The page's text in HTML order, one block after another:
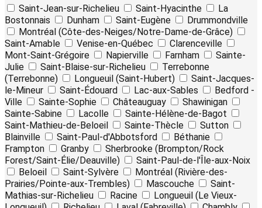
Saint-Jean-sur-Richelieu
Saint-Hyacinthe
La
Bostonnais
Dunham Saint-Eugène
Drummondville
Montréal (Côte-des-Neiges/Notre-Dame-de-Grâce)
Saint-Amable
Venise-en-Québec
Clarenceville
Mont-Saint-Grégoire
Napierville Farnham
Sainte-
Julie
Saint-Blaise-sur-Richelieu
Terrebonne
(Terrebonne)
Longueuil (Saint-Hubert)
Saint-Jacques-
le-Mineur
Saint-Édouard Lac-aux-Sables
Bedford -
Ville
Sainte-Sophie Châteauguay
Shawinigan
Sainte-Sabine
Lacolle
Sainte-Hélène-de-Bagot
Saint-Mathieu-de-Beloeil
Sainte-Thècle
Sutton
Blainville
Saint-Paul-d'Abbotsford
Béthanie
Frampton
Granby
Sherbrooke (Brompton/Rock
Forest/Saint-Élie/Deauville)
Saint-Paul-de-l'Île-aux-Noix
Beloeil
Saint-Sylvère
Montréal (Rivière-des-
Prairies/Pointe-aux-Trembles)
Mascouche
Saint-
Mathias-sur-Richelieu
Racine
Longueuil (Le Vieux-